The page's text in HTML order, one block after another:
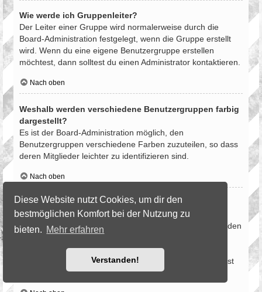
Diese Website nutzt Cookies, um dir den
bestmöglichen Komfort bei der Nutzung zu
bieten. Mehr erfahren
Verstanden!
Wie werde ich Gruppenleiter?
Der Leiter einer Gruppe wird normalerweise durch die
Board-Administration festgelegt, wenn die Gruppe erstellt
wird. Wenn du eine eigene Benutzergruppe erstellen
möchtest, dann solltest du einen Administrator kontaktieren.
Nach oben
Weshalb werden verschiedene Benutzergruppen farbig
dargestellt?
Es ist der Board-Administration möglich, den
Benutzergruppen verschiedene Farben zuzuteilen, so dass
deren Mitglieder leichter zu identifizieren sind.
Nach oben
Was ist eine Hauptgruppe?
Wenn du Mitglied in mehr als einer Benutzergruppe bist,
dient die Hauptgruppe dazu, deine Gruppenfarbe sowie den
festzulegen. Ein Administrator kann dir die Berechtigung
geben, deine Hauptgruppe im persönlichen Bereich selbst